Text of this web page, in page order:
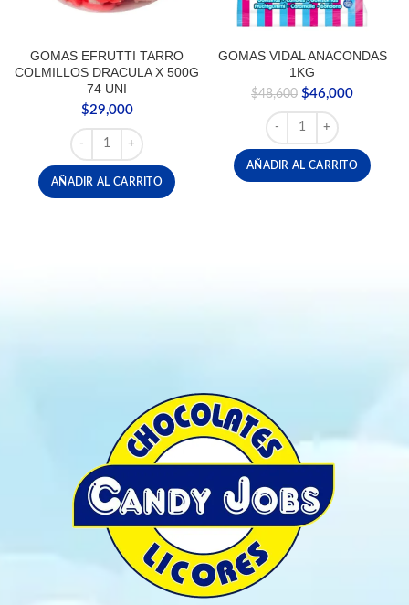
GOMAS EFRUTTI TARRO
COLMILLOS DRACULA X 500G
74 UNI
$29,000
GOMAS EFRUTTI TARRO COLMILLOS DRACULA X 500G
AÑADIR AL CARRITO
GOMAS VIDAL ANACONDAS
1KG
$48,600 El
precio
original
era:
$48,600.
$46,000El
$46,000.
GOMAS VIDAL
AÑADIR AL CARRITO